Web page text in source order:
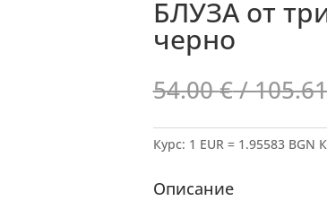
БЛУЗА от
черно
54.00€/
Курс: 1 EUR = 1.95583 BGN
Описание